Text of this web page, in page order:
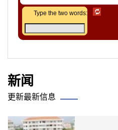
Type the two words:
新闻
更新最新信息